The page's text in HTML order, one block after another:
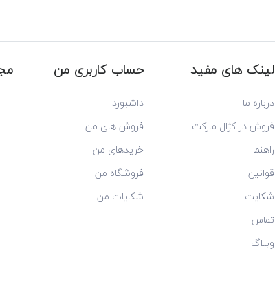
لینک های مفید
درباره ما
فروش در کژال مارکت
راهنما
قوانین
شکایت
تماس
وبلاگ
حساب کاربری من
داشبورد
فروش های من
خریدهای من
فروشگاه من
شکایات من